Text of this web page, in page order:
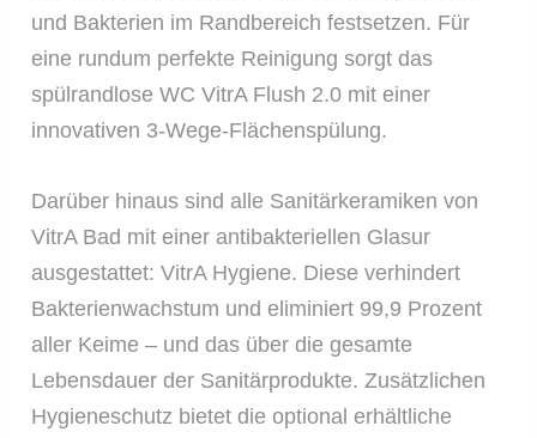
und Bakterien im Randbereich festsetzen. Für
eine rundum perfekte Reinigung sorgt das
spülrandlose WC VitrA Flush 2.0 mit einer
innovativen 3-Wege-Flächenspülung.
Darüber hinaus sind alle Sanitärkeramiken von
VitrA Bad mit einer antibakteriellen Glasur
ausgestattet: VitrA Hygiene. Diese verhindert
Bakterienwachstum und eliminiert 99,9 Prozent
aller Keime – und das über die gesamte
Lebensdauer der Sanitärprodukte. Zusätzlichen
Hygieneschutz bietet die optional erhältliche